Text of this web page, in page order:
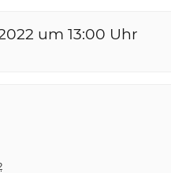
um 13:00 Uhr